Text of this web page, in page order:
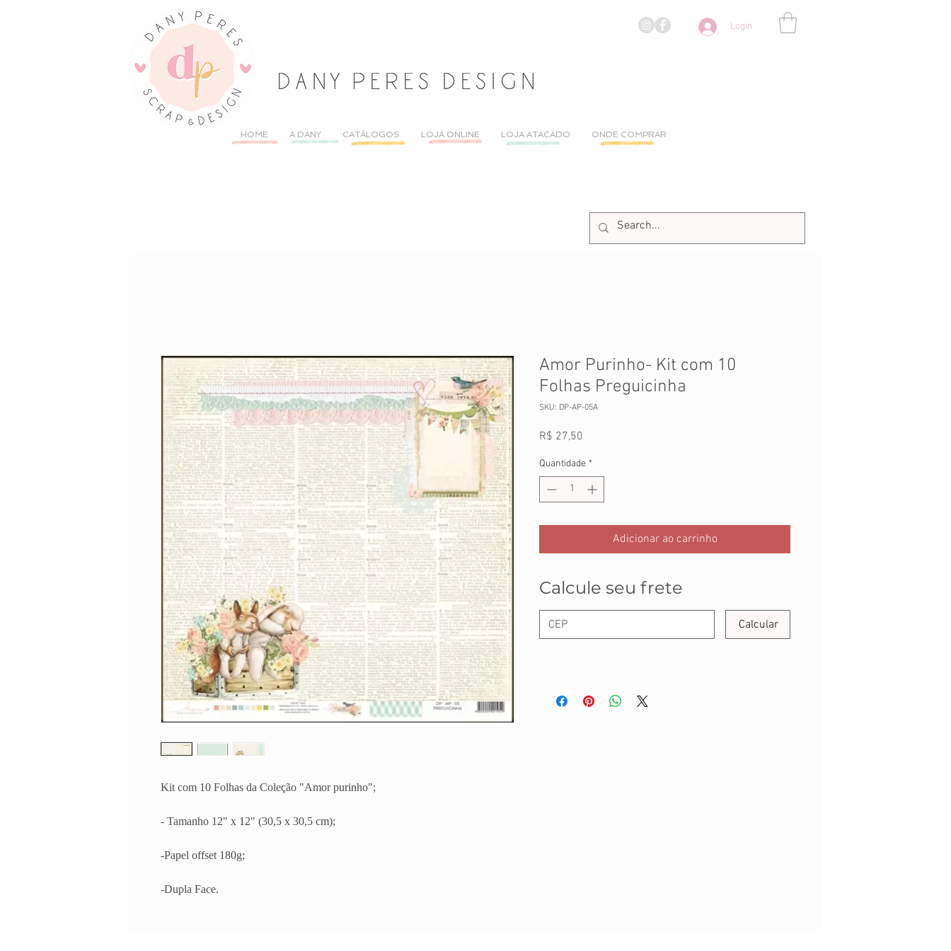
Login
HOME A DANY CATÁLOGOS LOJA ONLINE LOJA ATACADO ONDE COMPRAR
Kit com 10 Folhas da Coleção "Amor purinho";
- Tamanho 12" x 12" (30,5 x 30,5 cm);
-Papel offset 180g;
-Dupla Face.
Amor Purinho- Kit com 10
Folhas Preguicinha
SKU: DP-AP-05A
R$ 27,50
Quantidade *
Adicionar ao carrinho
Calcule seu frete
Calcular